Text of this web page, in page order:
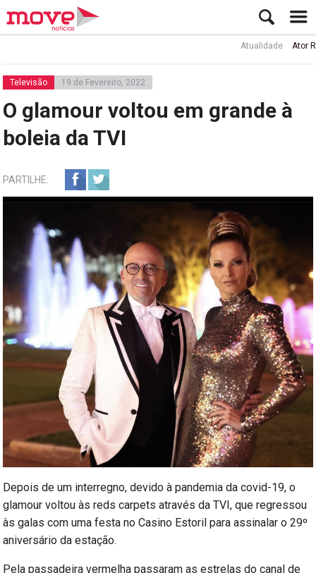
Atualidade Ator Rui de
Televisão 19 de Fevereiro, 2022
O glamour voltou em grande à
boleia da TVI
PARTILHE:
Depois de um interregno, devido à pandemia da covid-19, o
glamour voltou às reds carpets através da TVI, que regressou
às galas com uma festa no Casino Estoril para assinalar o 29º
aniversário da estação.
Pela passadeira vermelha passaram as estrelas do canal de